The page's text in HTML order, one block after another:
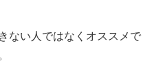
ない人ではなくオススメで